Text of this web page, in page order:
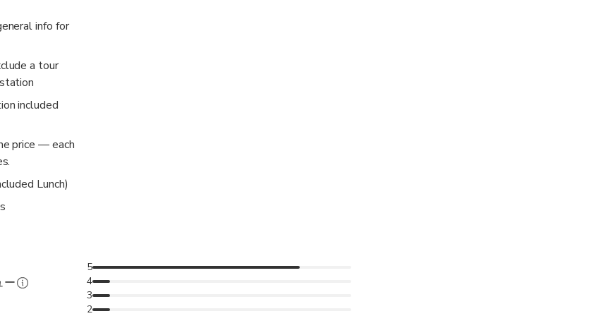
info for
a tour
included
price — each
Lunch)
ー
2
3
4
5